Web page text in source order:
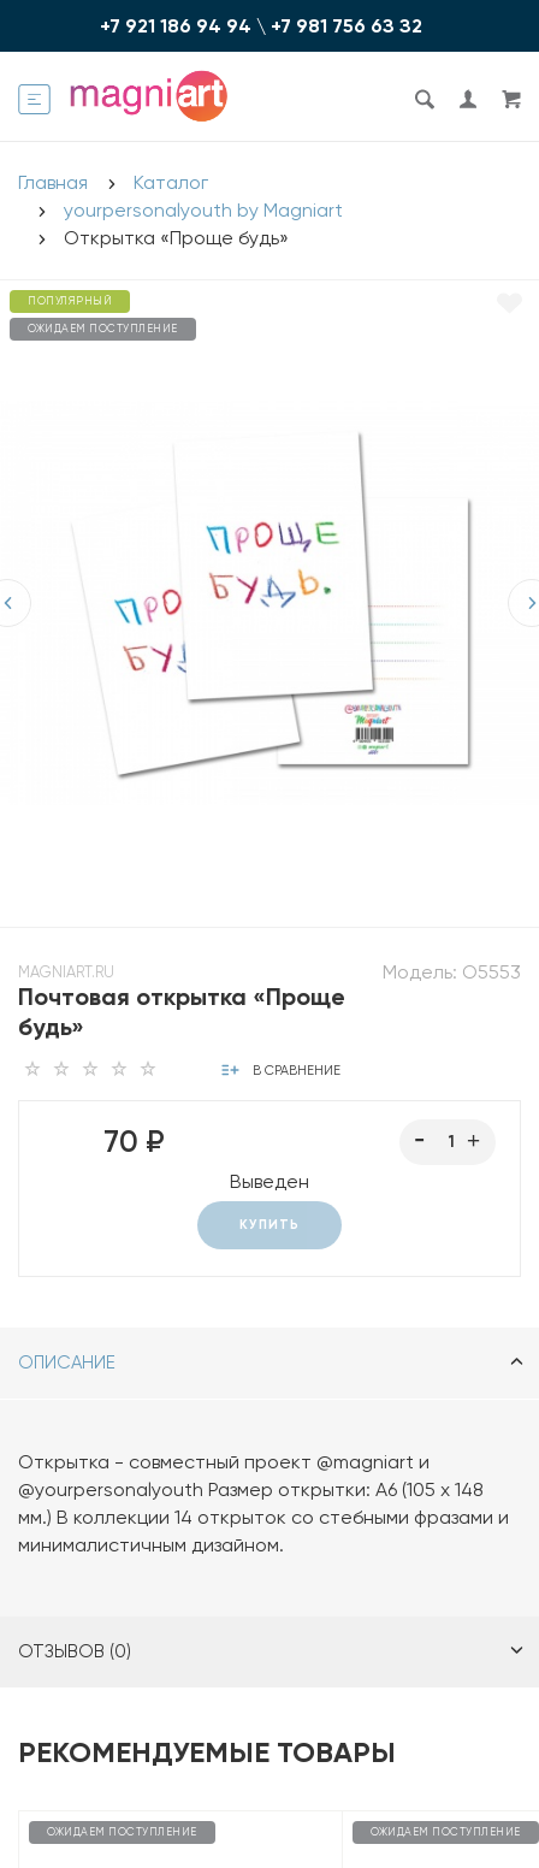
+7 921 186 94 94 \ +7 981 756 6З З2
Главная
Каталог
yourpersonalyouth by Magniart
Открытка «Проще будь»
ПОПУЛЯРНЫЙ
ОЖИДАЕМ ПОСТУПЛЕНИЕ
Модель: О5553
MAGNIART.RU
Почтовая открытка «Проще
будь»
В СРАВНЕНИЕ
70 ₽
Выведен
КУПИТЬ
ОПИСАНИЕ
Открытка - совместный проект @magniart и
@yourpersonalyouth Размер открытки: А6 (105 х 148
мм.) В коллекции 14 открыток со стебными фразами и
минималистичным дизайном.
ОТЗЫВОВ (0)
РЕКОМЕНДУЕМЫЕ ТОВАРЫ
ОЖИДАЕМ ПОСТУПЛЕНИЕ ОЖИДАЕМ ПОСТУПЛЕНИЕ